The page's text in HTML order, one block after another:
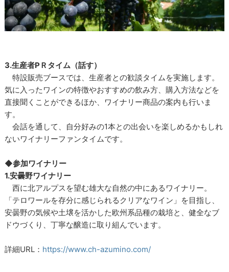
3.生産者PＲタイム（話す）
特設販売ブースでは、生産者との歓談タイムを実施します。
気に入ったワインの特徴やおすすめの飲み方、購入方法などを
直接聞くことができるほか、ワイナリー商品の案内も行いま
す。
会話を通して、自分好みの1本との出会いを楽しめるかもしれ
ないワイナリーファンタイムです。
◆参加ワイナリー
1.安曇野ワイナリー
西に北アルプスを望む雄大な自然の中にあるワイナリー。
「テロワールを存分に感じられるクリアなワイン」を目指し、
安曇野の気候や土壌を活かした欧州系品種の栽培と、健全なブ
ドウづくり、丁寧な醸造に取り組んでいます。
詳細URL： https://www.ch-azumino.com/